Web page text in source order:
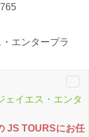
エンタープラ
JS TOURSにお任